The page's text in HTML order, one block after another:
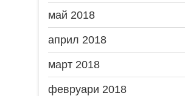
май 2018
април 2018
март 2018
февруари 2018